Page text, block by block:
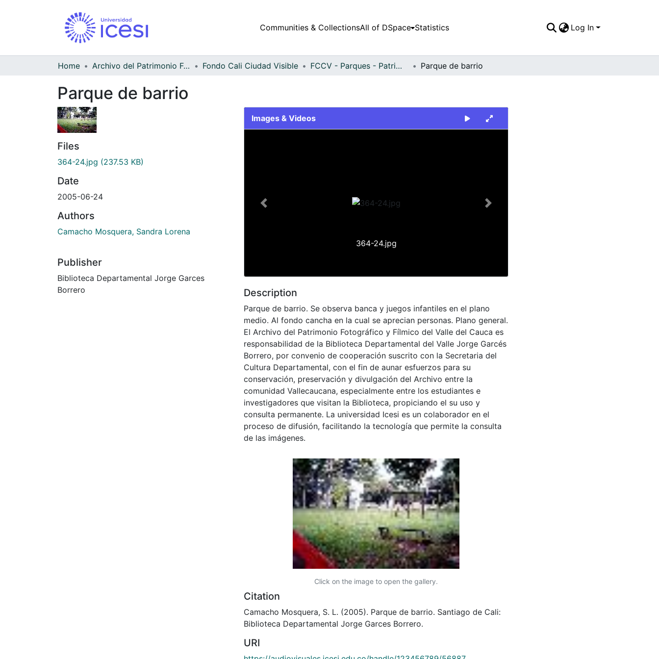
Communities & CollectionsAll of DSpace Statistics Log In
Home Archivo del Patrimonio Fotográfico y Fílmico del Valle del Cauca Fondo Cali Ciudad Visible FCCV - Parques - Patrimonial Parque de barrio
Parque de barrio
Files
364-24.jpg (237.53 KB)
Date
2005-06-24
Authors
Camacho Mosquera, Sandra Lorena
Publisher
Biblioteca Departamental Jorge Garces
Borrero
Images & Videos
364-24.jpg
Previous Next
Description
Parque de barrio. Se observa banca y juegos infantiles en el plano
medio. Al fondo cancha en la cual se aprecian personas. Plano general.
El Archivo del Patrimonio Fotográfico y Fílmico del Valle del Cauca es
responsabilidad de la Biblioteca Departamental del Valle Jorge Garcés
Borrero, por convenio de cooperación suscrito con la Secretaria del
Cultura Departamental, con el fin de aunar esfuerzos para su
conservación, preservación y divulgación del Archivo entre la
comunidad Vallecaucana, especialmente entre los estudiantes e
investigadores que visitan la Biblioteca, propiciando el su uso y
consulta permanente. La universidad Icesi es un colaborador en el
proceso de difusión, facilitando la tecnología que permite la consulta
de las imágenes.
Click on the image to open the gallery.
Citation
Camacho Mosquera, S. L. (2005). Parque de barrio. Santiago de Cali:
Biblioteca Departamental Jorge Garces Borrero.
URI